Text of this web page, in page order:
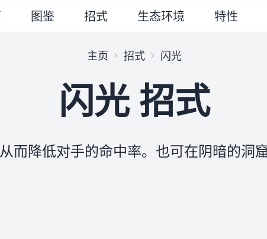
图鉴 招式 生态环境 特性
主页 招式 闪光
闪光 招式
而降低对手的命中率。也可在阴暗的洞